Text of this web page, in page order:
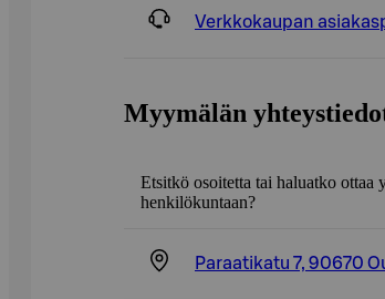
Verkkokaupan
Myymälän
Etsitkö osoitetta tai haluatko ottaa
henkilökuntaan?
Paraatikatu 7, 90670